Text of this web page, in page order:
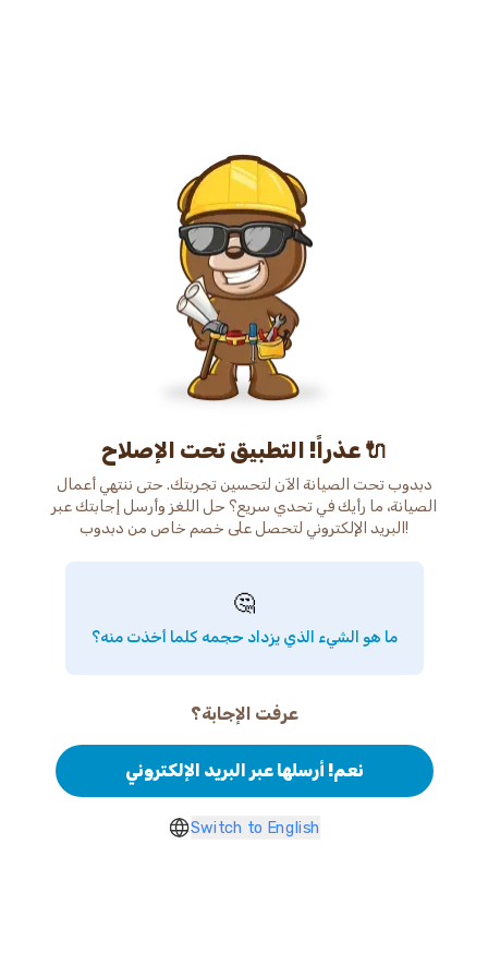
عذراً! التطبيق تحت الإصلاح 🔌
دبدوب تحت الصيانة الآن لتحسين تجربتك. حتى ننتهي أعمال
الصيانة، ما رأيك في تحدي سريع؟ حل اللغز وأرسل إجابتك عبر
البريد الإلكتروني لتحصل على خصم خاص من دبدوب!
🤔
ما هو الشيء الذي يزداد حجمه كلما أخذت منه؟
عرفت الإجابة؟
نعم! أرسلها عبر البريد الإلكتروني
Switch to English